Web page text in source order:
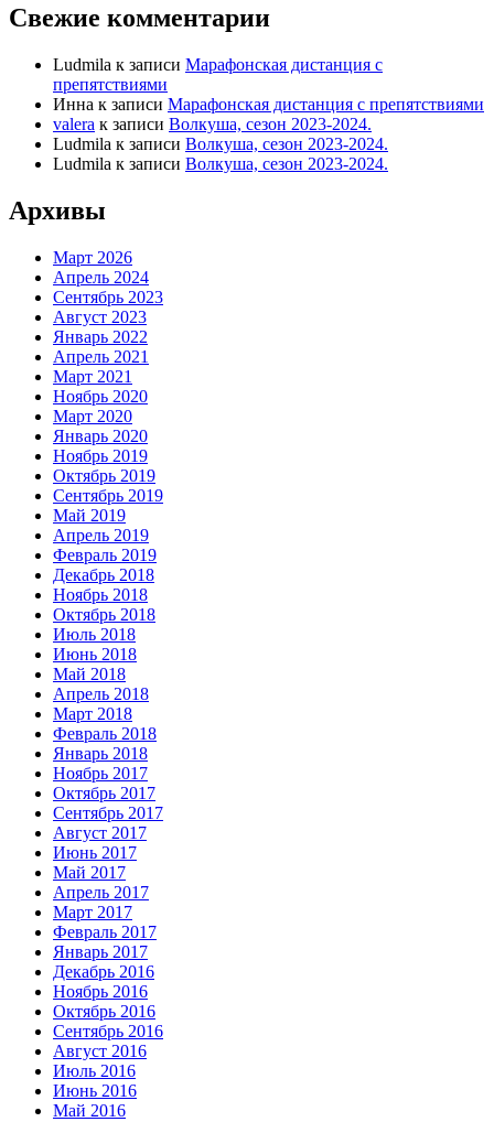
Свежие комментарии
Ludmila к записи Марафонская дистанция с
препятствиями
Инна к записи Марафонская дистанция с препятствиями
valera к записи Волкуша, сезон 2023-2024.
Ludmila к записи Волкуша, сезон 2023-2024.
Ludmila к записи Волкуша, сезон 2023-2024.
Архивы
Март 2026
Апрель 2024
Сентябрь 2023
Август 2023
Январь 2022
Апрель 2021
Март 2021
Ноябрь 2020
Март 2020
Январь 2020
Ноябрь 2019
Октябрь 2019
Сентябрь 2019
Май 2019
Апрель 2019
Февраль 2019
Декабрь 2018
Ноябрь 2018
Октябрь 2018
Июль 2018
Июнь 2018
Май 2018
Апрель 2018
Март 2018
Февраль 2018
Январь 2018
Ноябрь 2017
Октябрь 2017
Сентябрь 2017
Август 2017
Июнь 2017
Май 2017
Апрель 2017
Март 2017
Февраль 2017
Январь 2017
Декабрь 2016
Ноябрь 2016
Октябрь 2016
Сентябрь 2016
Август 2016
Июль 2016
Июнь 2016
Май 2016